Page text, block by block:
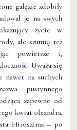
gałęzie zdobiły
je na swych
życie w
ale szumią też
powietrze i,
Uważa się
nawet na suchych
pustynnego
zapewne od
kwiat oleandra.
Hiroszima – po